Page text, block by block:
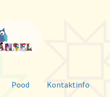
Pood Kontaktinfo